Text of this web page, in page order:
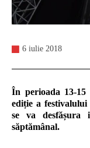
6 iulie 2018
În perioada 13-
ediție a
se va
săptămânal.